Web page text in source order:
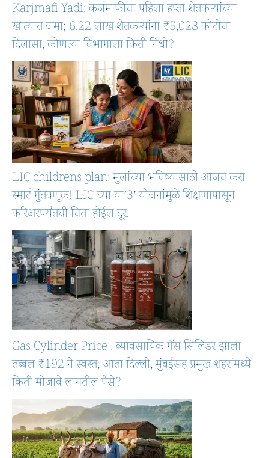
Karjmafi Yadi: कर्जमाफीचा पहिला हप्ता शेतकऱ्यांच्या
खात्यात जमा; 6.22 लाख शेतकऱ्यांना ₹5,028 कोटींचा
दिलासा, कोणत्या विभागाला किती निधी?
LIC childrens plan: मुलांच्या भविष्यासाठी आजच करा
स्मार्ट गुंतवणूक! LIC च्या या’3′ योजनांमुळे शिक्षणापासून
करिअरपर्यंतची चिंता होईल दूर.
Gas Cylinder Price : व्यावसायिक गॅस सिलिंडर झाला
तब्बल ₹192 ने स्वस्त; आता दिल्ली, मुंबईसह प्रमुख शहरांमध्ये
किती मोजावे लागतील पैसे?